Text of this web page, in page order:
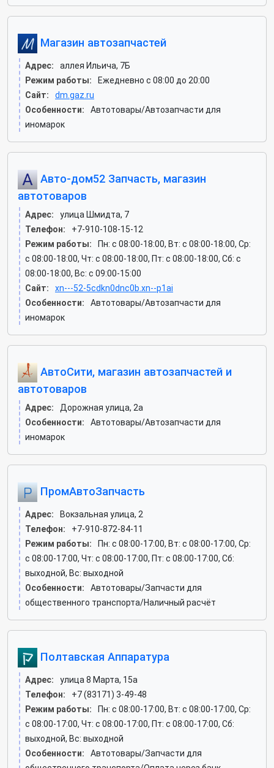
Магазин автозапчастей
Адрес:
аллея Ильича, 7Б
Режим работы:
Ежедневно с 08:00 до 20:00
Сайт:
dm.gaz.ru
Особенности:
Автотовары/Автозапчасти для
иномарок
Авто-дом52 Запчасть, магазин
автотоваров
Адрес:
улица Шмидта, 7
Телефон:
+7-910-108-15-12
Режим работы:
Пн: c 08:00-18:00, Вт: c 08:00-18:00, Ср:
c 08:00-18:00, Чт: c 08:00-18:00, Пт: c 08:00-18:00, Сб: c
08:00-18:00, Вс: c 09:00-15:00
Сайт:
xn---52-5cdkn0dnc0b.xn--p1ai
Особенности:
Автотовары/Автозапчасти для
иномарок
АвтоСити, магазин автозапчастей и
автотоваров
Адрес:
Дорожная улица, 2а
Особенности:
Автотовары/Автозапчасти для
иномарок
ПромАвтоЗапчасть
Адрес:
Вокзальная улица, 2
Телефон:
+7-910-872-84-11
Режим работы:
Пн: c 08:00-17:00, Вт: c 08:00-17:00, Ср:
c 08:00-17:00, Чт: c 08:00-17:00, Пт: c 08:00-17:00, Сб:
выходной, Вс: выходной
Особенности:
Автотовары/Запчасти для
общественного транспорта/Наличный расчёт
Полтавская Аппаратура
Адрес:
улица 8 Марта, 15а
Телефон:
+7 (83171) 3-49-48
Режим работы:
Пн: c 08:00-17:00, Вт: c 08:00-17:00, Ср:
c 08:00-17:00, Чт: c 08:00-17:00, Пт: c 08:00-17:00, Сб:
выходной, Вс: выходной
Особенности:
Автотовары/Запчасти для